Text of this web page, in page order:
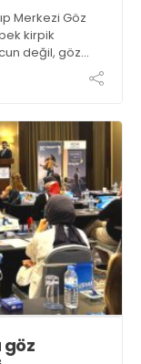
Merkezi Göz
kirpik
değil, göz
göz